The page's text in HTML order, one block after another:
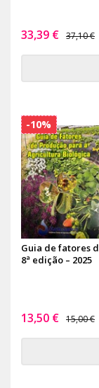
33,39 € 37,10 €
Guia de fatores
8ª edição – 2025
13,50 € 15,00 €
-10%